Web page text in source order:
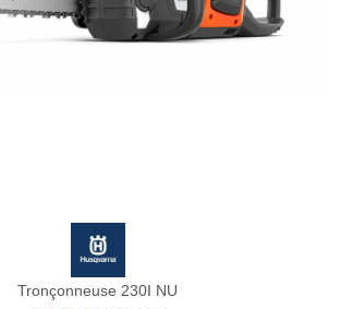
Tronçonneuse 230I NU